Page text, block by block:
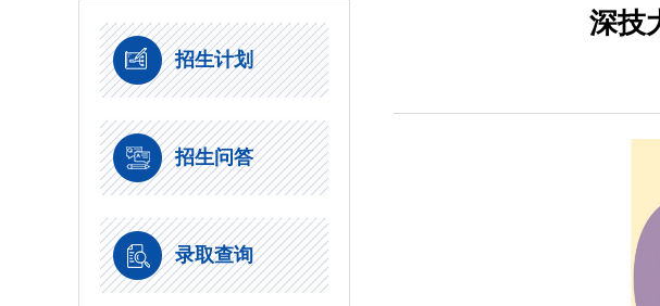
招生计划
招生问答
录取查询
深技